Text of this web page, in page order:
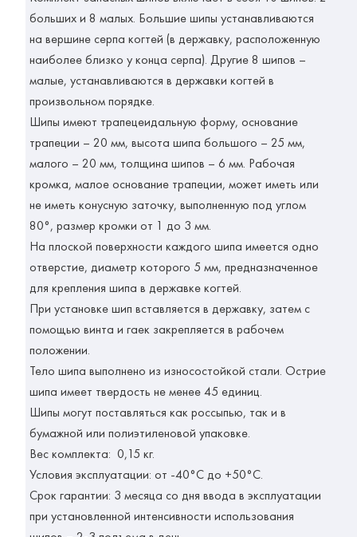
больших и 8 малых. Большие шипы устанавливаются
на вершине серпа когтей (в державку, расположенную
наиболее близко у конца серпа). Другие 8 шипов –
малые, устанавливаются в державки когтей в
произвольном порядке.
Шипы имеют трапецеидальную форму, основание
трапеции – 20 мм, высота шипа большого – 25 мм,
малого – 20 мм, толщина шипов – 6 мм. Рабочая
кромка, малое основание трапеции, может иметь или
не иметь конусную заточку, выполненную под углом
80°, размер кромки от 1 до 3 мм.
На плоской поверхности каждого шипа имеется одно
отверстие, диаметр которого 5 мм, предназначенное
для крепления шипа в державке когтей.
При установке шип вставляется в державку, затем с
помощью винта и гаек закрепляется в рабочем
положении.
Тело шипа выполнено из износостойкой стали. Острие
шипа имеет твердость не менее 45 единиц.
Шипы могут поставляться как россыпью, так и в
бумажной или полиэтиленовой упаковке.
Вес комплекта: 0,15 кг.
Условия эксплуатации: от -40°С до +50°С.
Срок гарантии: 3 месяца со дня ввода в эксплуатации
при установленной интенсивности использования